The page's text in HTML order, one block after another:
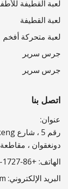
لعبة القطيفة
لعبة القطيفة
لعبة متحركة أفخم
جرس سرير
جرس سرير
اتصل بنا
عنوان:
دونغقوان ، مقاطعة
الهاتف: +86-1727-8739-419
البريد الإلكتروني: